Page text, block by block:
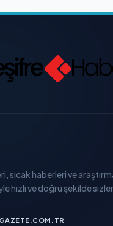
sıcak haberleri ve
hızlı ve doğru şekilde